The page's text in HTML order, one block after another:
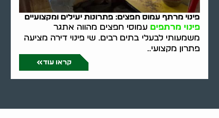
פינוי מרתף עמוס חפצים: פתרונות יעילים ומקצועיים
פינוי מרתפים עמוסי חפצים מהווה אתגר
משמעותי לבעלי בתים רבים. שי פינוי דירה מציעה
פתרון מקצועי..
קראו עוד